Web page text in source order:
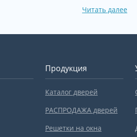
Читать далее
Продукция
Каталог дверей
РАСПРОДАЖА дверей
Решетки на окна